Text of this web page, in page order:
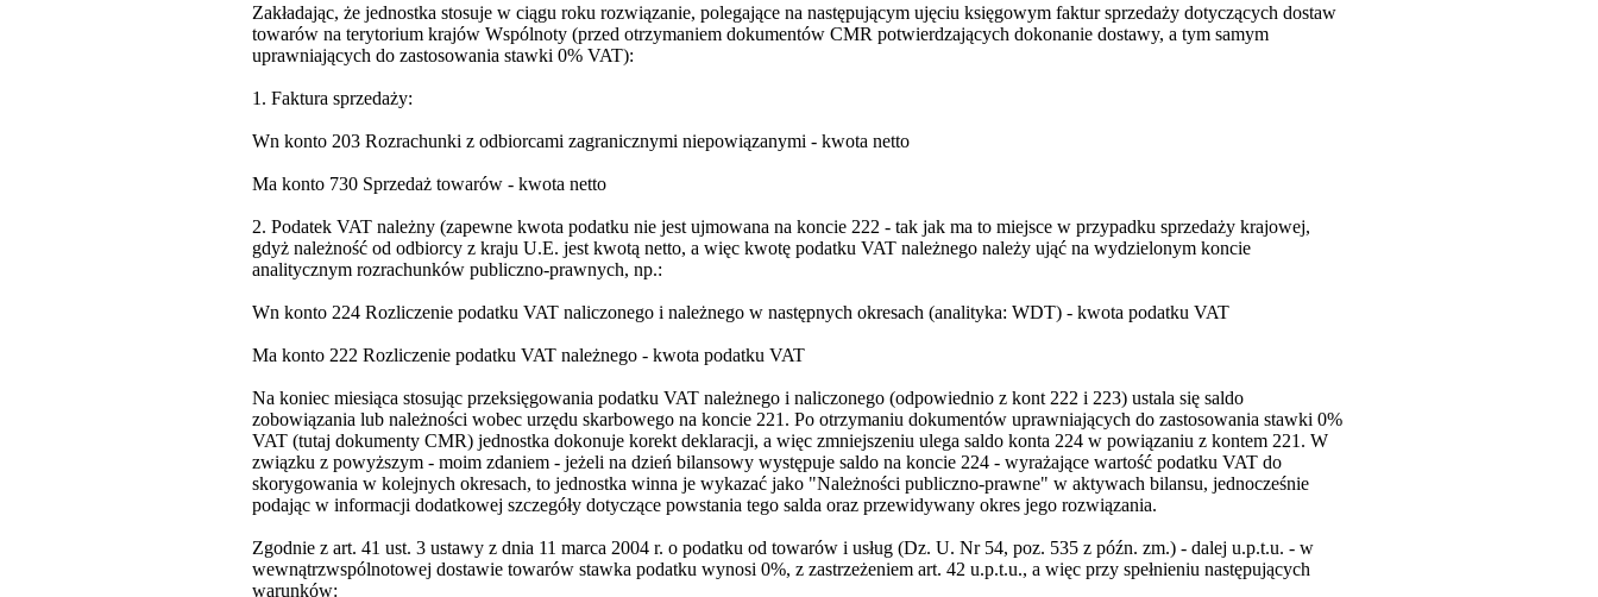
Zakładając, że jednostka stosuje w ciągu roku rozwiązanie, polegające na następującym ujęciu księgowym faktur sprzedaży dotyczących dostaw
towarów na terytorium krajów Wspólnoty (przed otrzymaniem dokumentów CMR potwierdzających dokonanie dostawy, a tym samym
uprawniających do zastosowania stawki 0% VAT):
1. Faktura sprzedaży:
Wn konto 203 Rozrachunki z odbiorcami zagranicznymi niepowiązanymi - kwota netto
Ma konto 730 Sprzedaż towarów - kwota netto
2. Podatek VAT należny (zapewne kwota podatku nie jest ujmowana na koncie 222 - tak jak ma to miejsce w przypadku sprzedaży krajowej,
gdyż należność od odbiorcy z kraju U.E. jest kwotą netto, a więc kwotę podatku VAT należnego należy ująć na wydzielonym koncie
analitycznym rozrachunków publiczno-prawnych, np.:
Wn konto 224 Rozliczenie podatku VAT naliczonego i należnego w następnych okresach (analityka: WDT) - kwota podatku VAT
Ma konto 222 Rozliczenie podatku VAT należnego - kwota podatku VAT
Na koniec miesiąca stosując przeksięgowania podatku VAT należnego i naliczonego (odpowiednio z kont 222 i 223) ustala się saldo
zobowiązania lub należności wobec urzędu skarbowego na koncie 221. Po otrzymaniu dokumentów uprawniających do zastosowania stawki 0%
VAT (tutaj dokumenty CMR) jednostka dokonuje korekt deklaracji, a więc zmniejszeniu ulega saldo konta 224 w powiązaniu z kontem 221. W
związku z powyższym - moim zdaniem - jeżeli na dzień bilansowy występuje saldo na koncie 224 - wyrażające wartość podatku VAT do
skorygowania w kolejnych okresach, to jednostka winna je wykazać jako "Należności publiczno-prawne" w aktywach bilansu, jednocześnie
podając w informacji dodatkowej szczegóły dotyczące powstania tego salda oraz przewidywany okres jego rozwiązania.
Zgodnie z art. 41 ust. 3 ustawy z dnia 11 marca 2004 r. o podatku od towarów i usług (Dz. U. Nr 54, poz. 535 z późn. zm.) - dalej u.p.t.u. - w
wewnątrzwspólnotowej dostawie towarów stawka podatku wynosi 0%, z zastrzeżeniem art. 42 u.p.t.u., a więc przy spełnieniu następujących
warunków: